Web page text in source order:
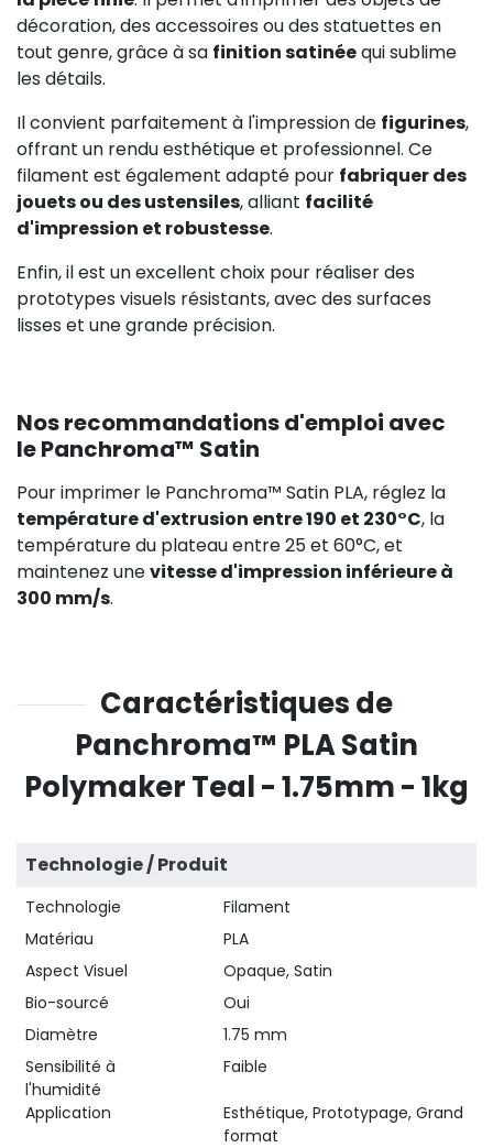
décoration, des accessoires ou des statuettes en
tout genre, grâce à sa finition satinéequi sublime
les détails.
Il convient parfaitement à l'impression de figurines,
offrant un rendu esthétique et professionnel. Ce
filament est également adapté pour fabriquer des
jouets ou des ustensiles, alliant facilité
d'impression et robustesse.
Enfin, il est un excellent choix pour réaliser des
prototypes visuels résistants, avec des surfaces
lisses et une grande précision.
Nos recommandations d'emploi avec
le Panchroma™ Satin
Pour imprimer le Panchroma™ Satin PLA, réglez la
température d'extrusion entre 190 et 230°C, la
température du plateau entre 25 et 60°C, et
maintenez unevitesse d'impression inférieure à
300 mm/s.
Caractéristiques de
Panchroma™ PLA Satin
Polymaker Teal - 1.75mm - 1kg
Technologie / Produit
Technologie
Filament
Matériau
PLA
Aspect Visuel
Opaque, Satin
Bio-sourcé
Oui
Diamètre
1.75 mm
Sensibilité à
l'humidité
Faible
Application
Esthétique, Prototypage, Grand
format